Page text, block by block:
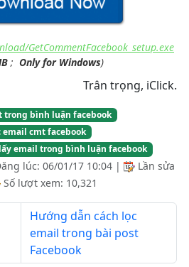
GetCommentFacebook_setup.exe
; Only for Windows)
Trân trọng, iClick.
trong bình luận facebook
email cmt facebook
lấy email trong bình luận facebook
lúc: 06/01/17 10:04 |
Lần sửa
Số lượt xem: 10,321
Hướng dẫn cách lọc
email trong bài post
Facebook